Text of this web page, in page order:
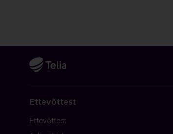
Ettevõttest
Ettevõttest